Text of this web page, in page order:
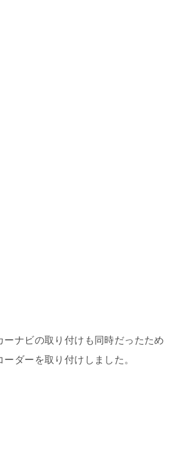
ナビの取り付けも同時だったため
ダーを取り付けしました。